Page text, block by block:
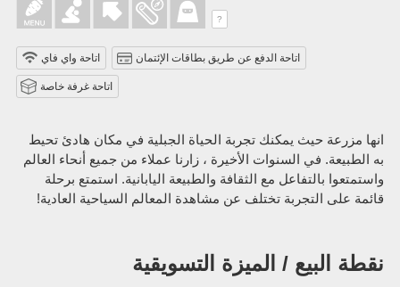
?
اتاحة واي فاي اتاحة الدفع عن طريق بطاقات الإئتمان
اتاحة غرفة خاصة
انها مزرعة حيث يمكنك تجربة الحياة الجبلية في مكان هادئ تحيط
به الطبيعة. في السنوات الأخيرة ، زارنا عملاء من جميع أنحاء العالم
واستمتعوا بالتفاعل مع الثقافة والطبيعة اليابانية. استمتع برحلة
قائمة على التجربة تختلف عن مشاهدة المعالم السياحية العادية!
نقطة البيع / الميزة التسويقية